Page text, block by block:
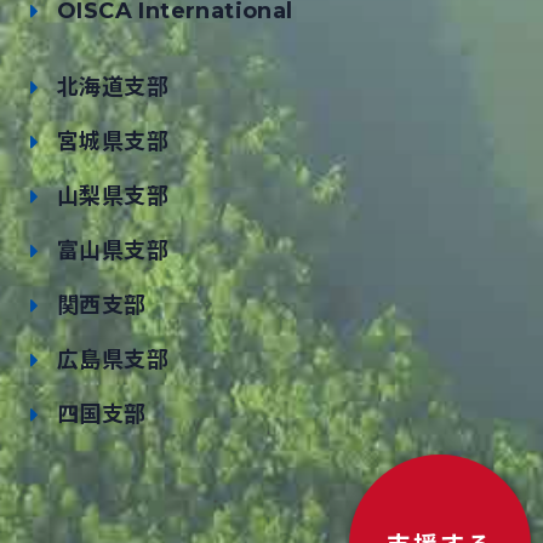
OISCA International
北海道支部
宮城県支部
山梨県支部
富山県支部
関西支部
広島県支部
四国支部